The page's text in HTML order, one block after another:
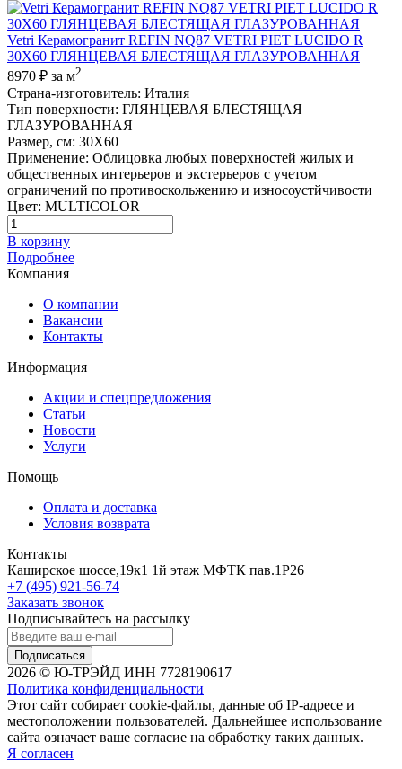
Vetri Керамогранит REFIN NQ87 VETRI PIET LUCIDO R
30X60 ГЛЯНЦЕВАЯ БЛЕСТЯЩАЯ ГЛАЗУРОВАННАЯ
8970 ₽ за м2
Страна-изготовитель: Италия
Тип поверхности: ГЛЯНЦЕВАЯ БЛЕСТЯЩАЯ
ГЛАЗУРОВАННАЯ
Размер, см: 30X60
Применение: Облицовка любых поверхностей жилых и
общественных интерьеров и экстерьеров с учетом
ограничений по противоскольжению и износоустйчивости
Цвет: MULTICOLOR
В корзину
Подробнее
Компания
О компании
Вакансии
Контакты
Информация
Акции и спецпредложения
Статьи
Новости
Услуги
Помощь
Оплата и доставка
Условия возврата
Контакты
Каширское шоссе,19к1 1й этаж МФТК пав.1Р26
+7 (495) 921-56-74
Заказать звонок
Подписывайтесь на рассылку
Подписаться
2026 © Ю-ТРЭЙД ИНН 7728190617
Политика конфиденциальности
Этот сайт собирает cookie-файлы, данные об IP-адресе и
местоположении пользователей. Дальнейшее использование
сайта означает ваше согласие на обработку таких данных.
Я согласен